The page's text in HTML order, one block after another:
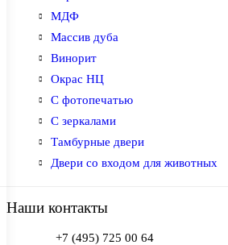
МДФ
Массив дуба
Винорит
Окрас НЦ
С фотопечатью
С зеркалами
Тамбурные двери
Двери со входом для животных
Наши контакты
+7 (495) 725 00 64